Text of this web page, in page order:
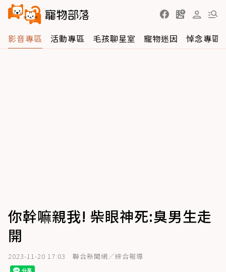
影音專區 活動專區 毛孩聊星室 寵物迷因 悼念專區
你幹嘛親我! 柴眼神死:臭男生走
開
2023-11-20 17:03 聯合新聞網／綜合報導